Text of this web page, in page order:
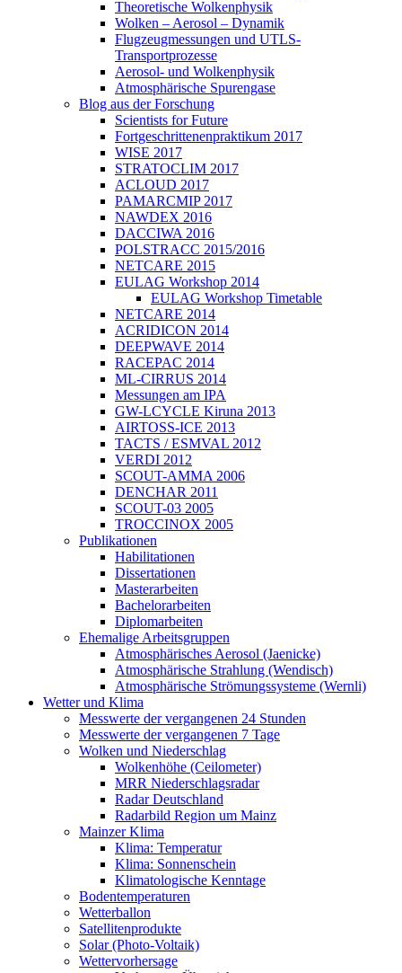
Theoretische Wolkenphysik
Wolken – Aerosol – Dynamik
Flugzeugmessungen und UTLS-
Transportprozesse
Aerosol- und Wolkenphysik
Atmosphärische Spurengase
Blog aus der Forschung
Scientists for Future
Fortgeschrittenenpraktikum 2017
WISE 2017
STRATOCLIM 2017
ACLOUD 2017
PAMARCMIP 2017
NAWDEX 2016
DACCIWA 2016
POLSTRACC 2015/2016
NETCARE 2015
EULAG Workshop 2014
EULAG Workshop Timetable
NETCARE 2014
ACRIDICON 2014
DEEPWAVE 2014
RACEPAC 2014
ML-CIRRUS 2014
Messungen am IPA
GW-LCYCLE Kiruna 2013
AIRTOSS-ICE 2013
TACTS / ESMVAL 2012
VERDI 2012
SCOUT-AMMA 2006
DENCHAR 2011
SCOUT-03 2005
TROCCINOX 2005
Publikationen
Habilitationen
Dissertationen
Masterarbeiten
Bachelorarbeiten
Diplomarbeiten
Ehemalige Arbeitsgruppen
Atmosphärisches Aerosol (Jaenicke)
Atmosphärische Strahlung (Wendisch)
Atmosphärische Strömungssysteme (Wernli)
Wetter und Klima
Messwerte der vergangenen 24 Stunden
Messwerte der vergangenen 7 Tage
Wolken und Niederschlag
Wolkenhöhe (Ceilometer)
MRR Niederschlagsradar
Radar Deutschland
Radarbild Region um Mainz
Mainzer Klima
Klima: Temperatur
Klima: Sonnenschein
Klimatologische Kenntage
Bodentemperaturen
Wetterballon
Satellitenprodukte
Solar (Photo-Voltaik)
Wettervorhersage